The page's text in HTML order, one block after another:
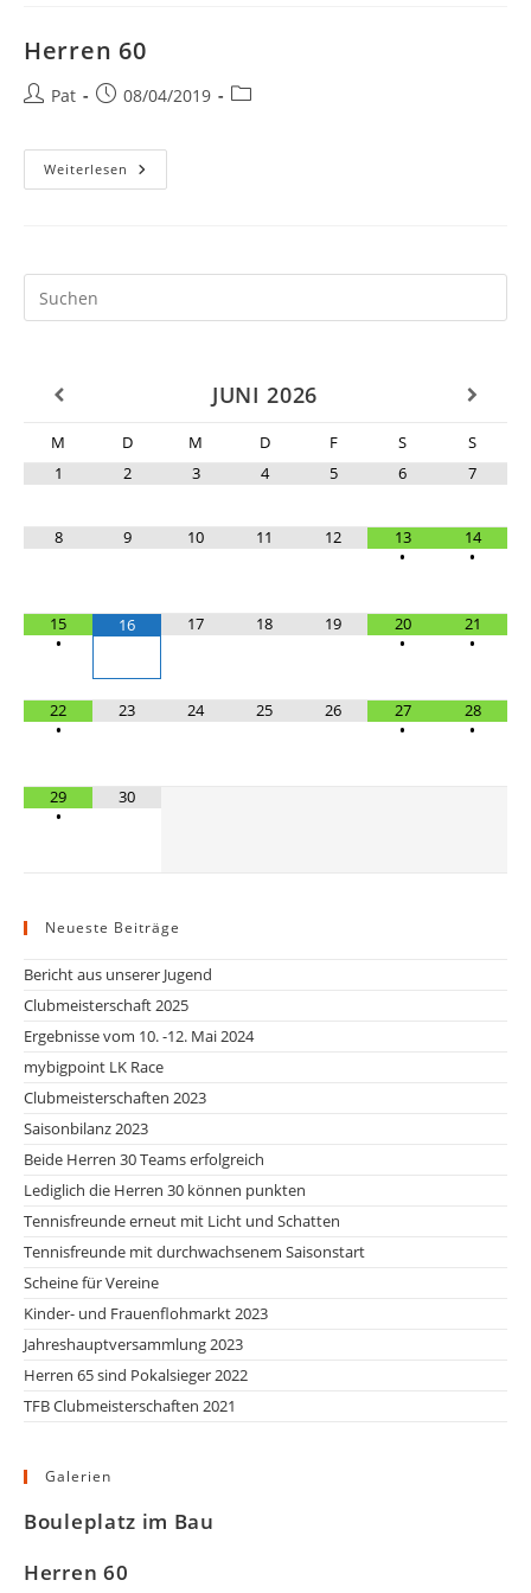
Herren 60
Beitrags-
Pat
Beitrag08/04/2019
Beitrags-
Weiterlesen Herren
60
JUNI 2026
M D M D F S
S
1
2 3 4 5 6 7
8 9 10 11 12
13
•
14
•
15
•
16 17 18 19
20
•
21
•
22
•
23 24 25 26
27
•
28
•
29
•
30
Neueste Beiträge
Bericht aus unserer Jugend
Clubmeisterschaft 2025
Ergebnisse vom 10. -12. Mai 2024
mybigpoint LK Race
Clubmeisterschaften 2023
Saisonbilanz 2023
Beide Herren 30 Teams erfolgreich
Lediglich die Herren 30 können punkten
Tennisfreunde erneut mit Licht und Schatten
Tennisfreunde mit durchwachsenem Saisonstart
Scheine für Vereine
Kinder- und Frauenflohmarkt 2023
Jahreshauptversammlung 2023
Herren 65 sind Pokalsieger 2022
TFB Clubmeisterschaften 2021
Galerien
Bouleplatz im Bau
Herren 60